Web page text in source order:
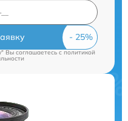
Вы соглашаетесь cполитикой